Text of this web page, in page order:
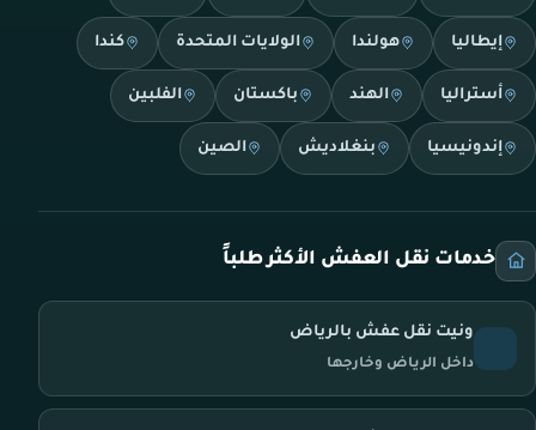
إيطاليا هولندا الولايات المتحدة كندا
أستراليا الهند باكستان الفلبين
إندونيسيا بنغلاديش الصين
خدمات نقل العفش الأكثر طلباً
ونيت نقل عفش بالرياض
داخل الرياض وخارجها